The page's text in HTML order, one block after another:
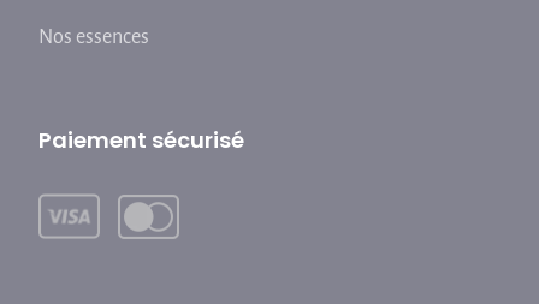
Nos essences
Paiement sécurisé